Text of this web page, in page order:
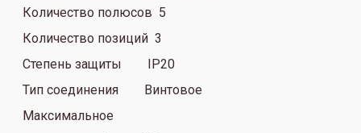
Количество полюсов 5
Количество позиций 3
Степень защиты IP20
Тип соединения Винтовое
Максимальное